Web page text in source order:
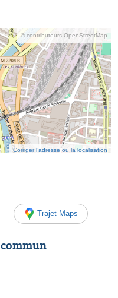
© contributeurs OpenStreetMap
Corriger l’adresse ou la localisation
Trajet Maps